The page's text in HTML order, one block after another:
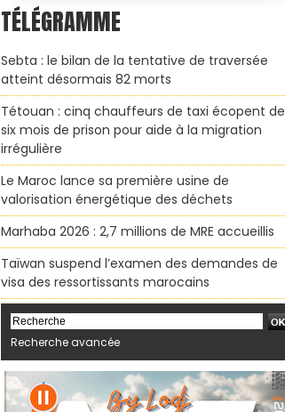
TÉLÉGRAMME
Sebta : le bilan de la tentative de traversée
atteint désormais 82 morts
Tétouan : cinq chauffeurs de taxi écopent de
six mois de prison pour aide à la migration
irrégulière
Le Maroc lance sa première usine de
valorisation énergétique des déchets
Marhaba 2026 : 2,7 millions de MRE accueillis
Taïwan suspend l’examen des demandes de
visa des ressortissants marocains
Recherche avancée